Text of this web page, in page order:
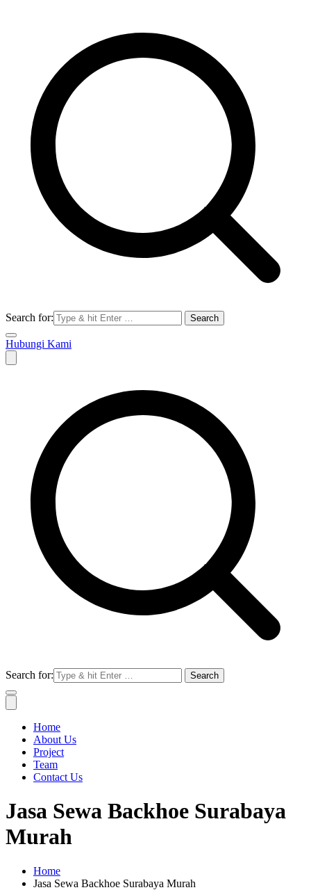
Search for:
Hubungi Kami
Search for:
Home
About Us
Project
Team
Contact Us
Jasa Sewa Backhoe Surabaya
Murah
Home
Jasa Sewa Backhoe Surabaya Murah